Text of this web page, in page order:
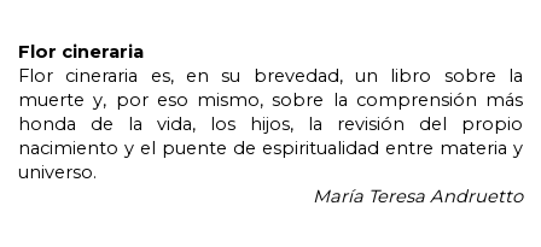
Flor cineraria
Flor cineraria es, en su brevedad, un libro sobre la
muerte y, por eso mismo, sobre la comprensión más
honda de la vida, los hijos, la revisión del propio
nacimiento y el puente de espiritualidad entre materia y
universo.
María Teresa Andruetto